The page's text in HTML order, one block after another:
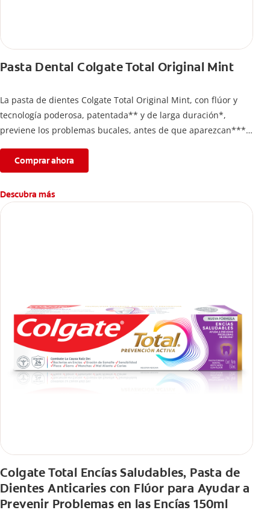
Pasta Dental Colgate Total Original Mint
La pasta de dientes Colgate Total Original Mint, con flúor y
tecnología poderosa, patentada** y de larga duración*,
previene los problemas bucales, antes de que aparezcan****.
completa limpieza dental.
*Con el cepillado 2 veces por día y uso continuo por 4
semanas.
**Patentada en Estados Unidos.
Comprar ahora
Descubra más
Colgate Total Encías Saludables, Pasta de
Dientes Anticaries con Flúor para Ayudar a
Prevenir Problemas en las Encías 150ml